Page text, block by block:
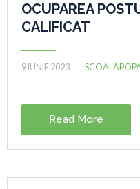
OCUPAREA
CALIFICAT
9 IUNIE 2023
Read More